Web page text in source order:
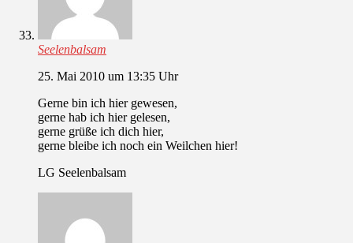
Seelenbalsam
25. Mai 2010 um 13:35 Uhr
Gerne bin ich hier gewesen,
gerne hab ich hier gelesen,
gerne grüße ich dich hier,
gerne bleibe ich noch ein Weilchen hier!
LG Seelenbalsam